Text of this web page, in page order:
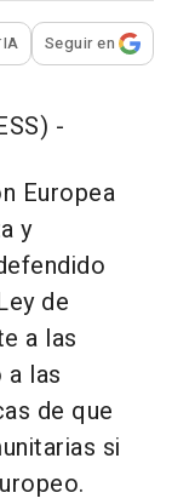
para
IA Seguir en
-
Europea
y
de
a las
a las
de que
si